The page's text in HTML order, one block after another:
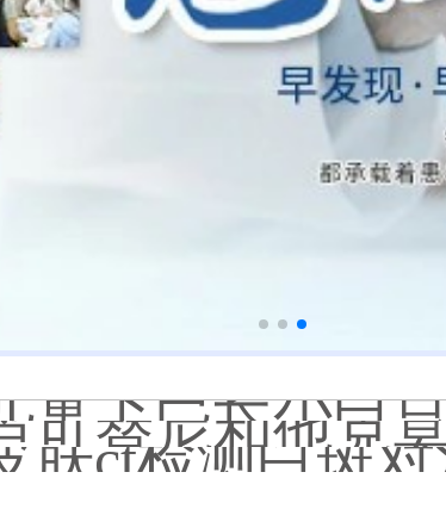
淘宝购买的伍德
大面积白斑做全
美国进口308激光照白
小孩膝盖上有白色的
补骨脂泡酒真能治
伍德灯下白斑比肉
童下巴长小白
可替尼和他克
肤ct检测白斑
斑摸着光滑边界清